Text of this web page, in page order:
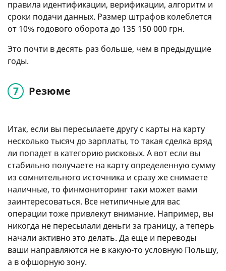
правила идентификации, верификации, алгоритм и
сроки подачи данных. Размер штрафов колеблется
от 10% годового оборота до 135 150 000 грн.
Это почти в десять раз больше, чем в предыдущие
годы.
Резюме
Итак, если вы пересылаете другу с карты на карту
несколько тысяч до зарплаты, то такая сделка вряд
ли попадет в категорию рисковых. А вот если вы
стабильно получаете на карту определенную сумму
из сомнительного источника и сразу же снимаете
наличные, то финмониторинг таки может вами
заинтересоваться. Все нетипичные для вас
операции тоже привлекут внимание. Например, вы
никогда не пересылали деньги за границу, а теперь
начали активно это делать. Да еще и переводы
ваши направляются не в какую-то условную Польшу,
а в офшорную зону.